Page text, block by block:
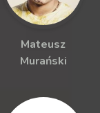
Mateusz
Murański